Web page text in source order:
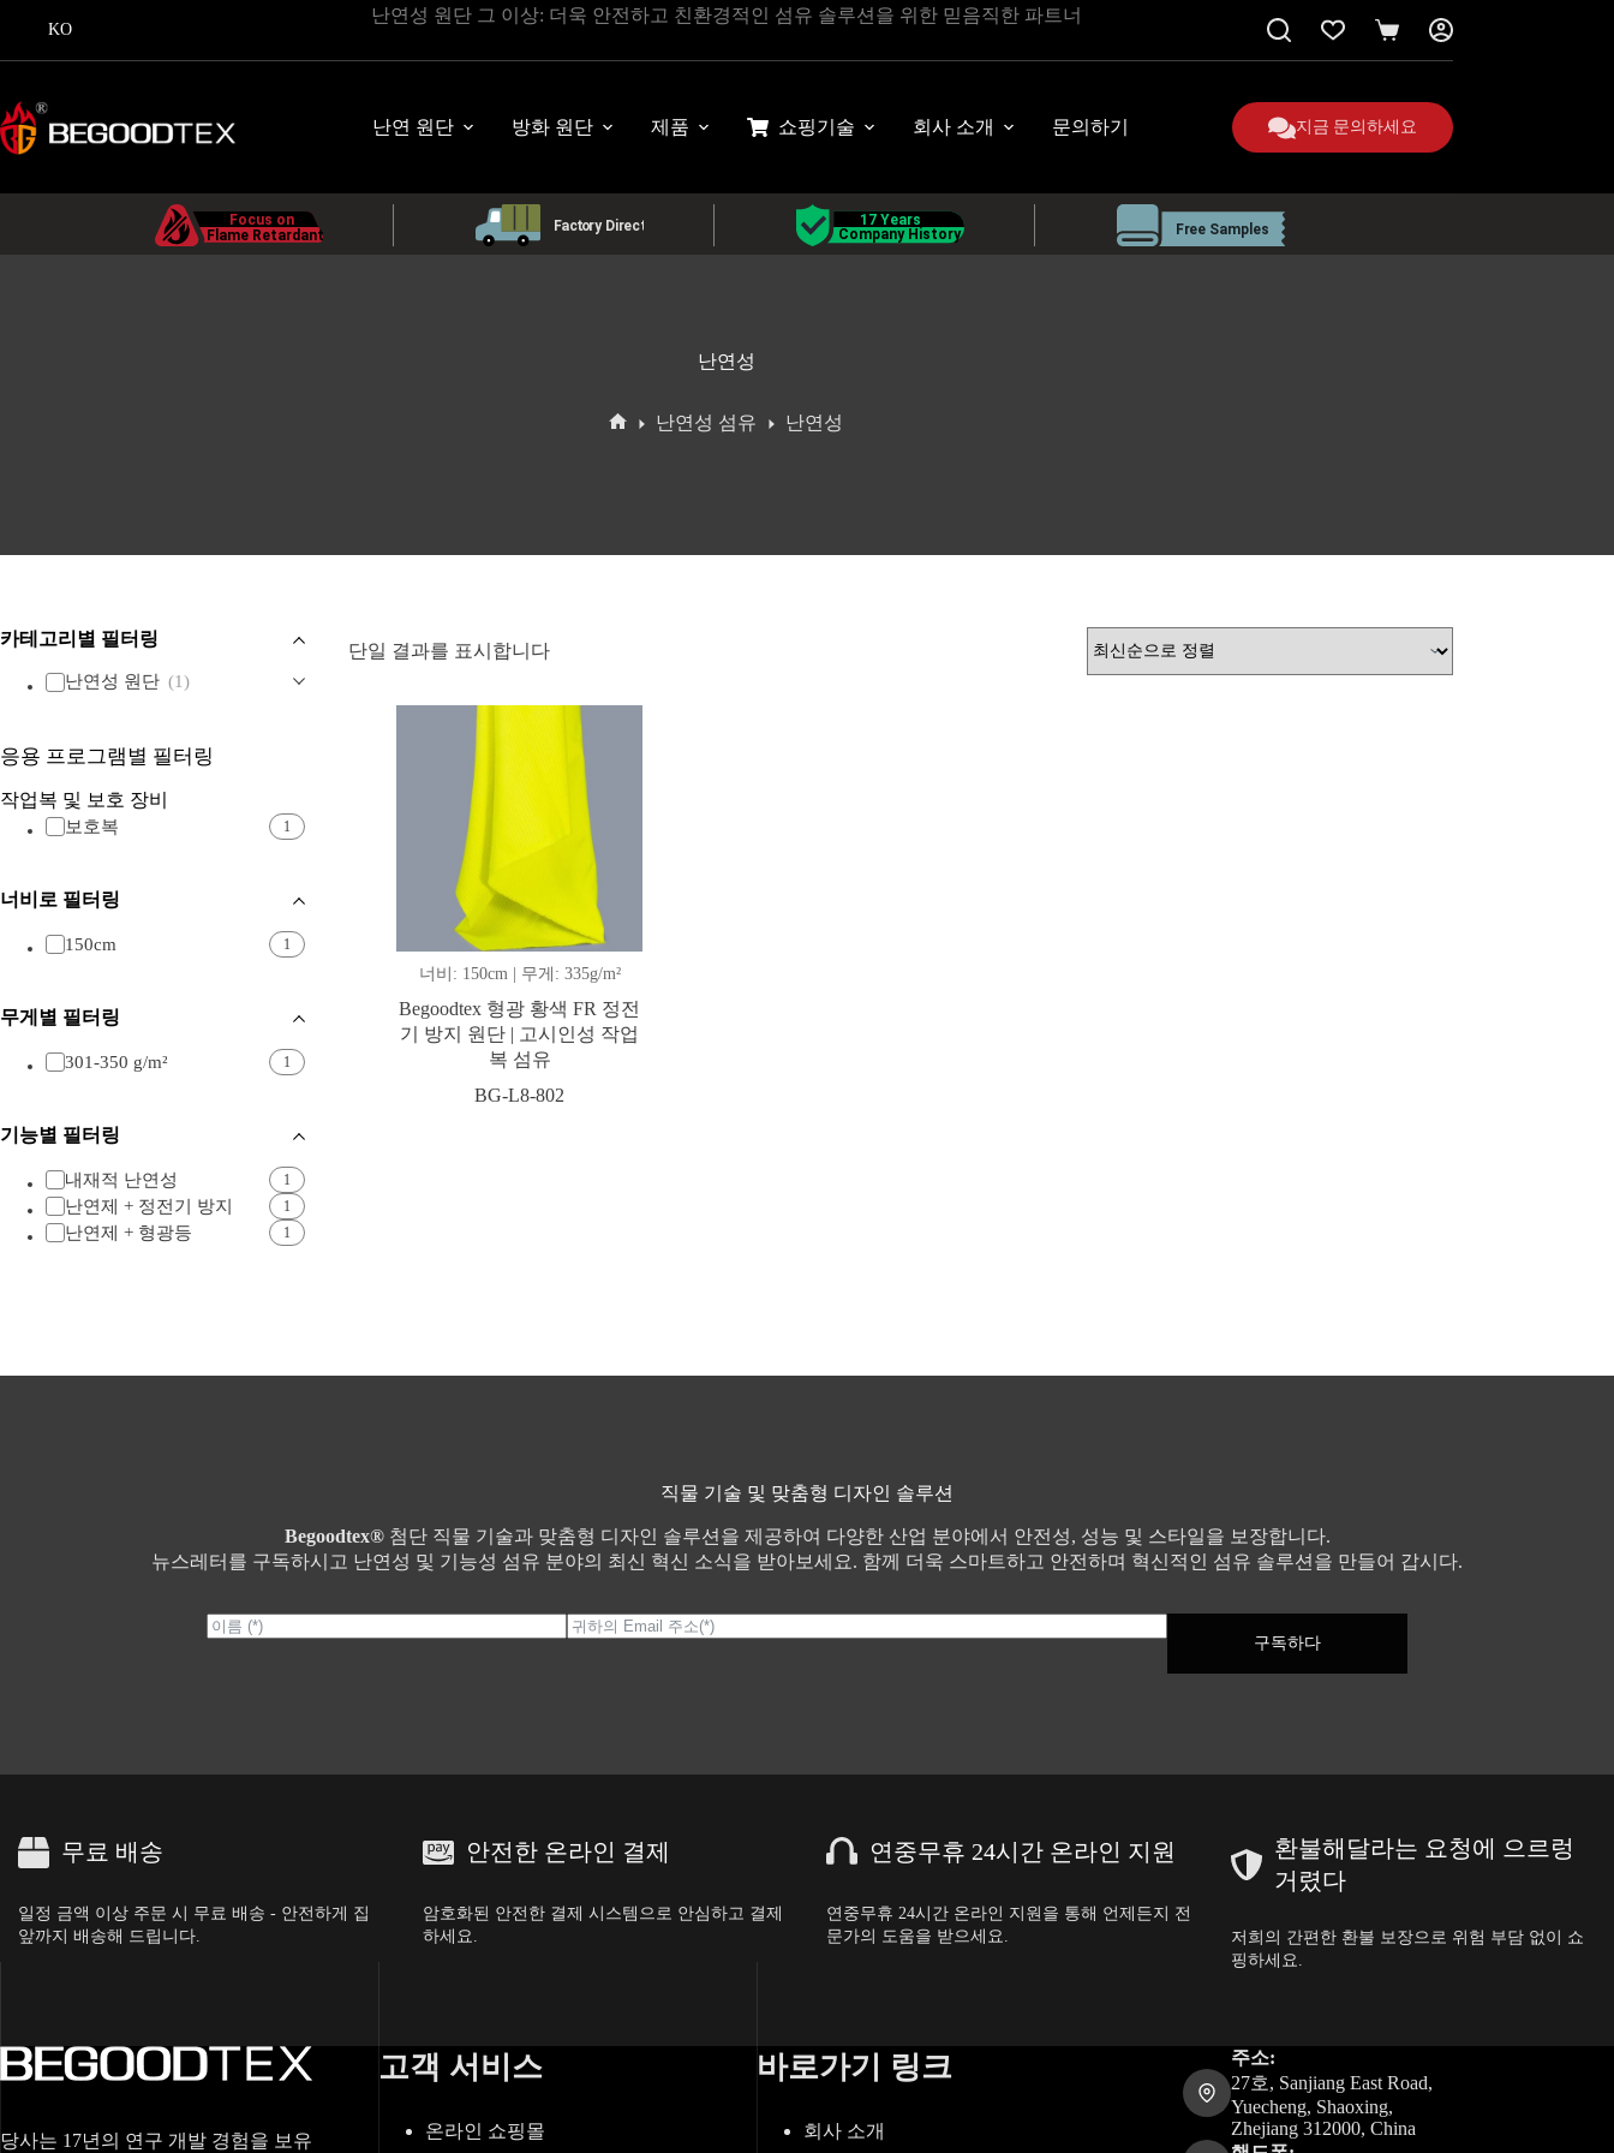
츠
바
로
가
KO
난연성 원단 그 이상: 더욱 안전하고 친환경적인 섬유 솔루션을 위한 믿음직한 파트너
쇼
핑
트
난연 원단 방화 원단 제품 쇼핑기술 회사 소개 문의하기 지금 문의하세요
난연성
난연성 섬유 난연성
단일 결과를 표시합니다
너비: 150cm | 무게: 335g/m²
Begoodtex 형광 황색 FR 정전
기 방지 원단 | 고시인성 작업
복 섬유
BG-L8-802
카테고리별 필터링
난연성 원단 (1)
응용 프로그램별 필터링
작업복 및 보호 장비
보호복 1
너비로 필터링
150cm 1
무게별 필터링
301-350 g/m² 1
기능별 필터링
내재적 난연성 1
난연제 + 정전기 방지 1
난연제 + 형광등 1
직물 기술 및 맞춤형 디자인 솔루션
Begoodtex®첨단 직물 기술과 맞춤형 디자인 솔루션을 제공하여 다양한 산업 분야에서 안전성, 성능 및 스타일을 보장합니다.
뉴스레터를 구독하시고 난연성 및 기능성 섬유 분야의 최신 혁신 소식을 받아보세요. 함께 더욱 스마트하고 안전하며 혁신적인 섬유 솔루션을 만들어 갑시다.
구독하다
무료 배송
일정 금액 이상 주문 시 무료 배송 - 안전하게 집
앞까지 배송해 드립니다.
안전한 온라인 결제
암호화된 안전한 결제 시스템으로 안심하고 결제
하세요.
연중무휴 24시간 온라인 지원
연중무휴 24시간 온라인 지원을 통해 언제든지 전
문가의 도움을 받으세요.
환불해달라는 요청에 으르렁
거렸다
저희의 간편한 환불 보장으로 위험 부담 없이 쇼
핑하세요.
당사는 17년의 연구 개발 경험을 보유
고객 서비스
온라인 쇼핑몰
바로가기 링크
회사 소개
주소:
27호, Sanjiang East Road,
Yuecheng, Shaoxing,
Zhejiang 312000, China